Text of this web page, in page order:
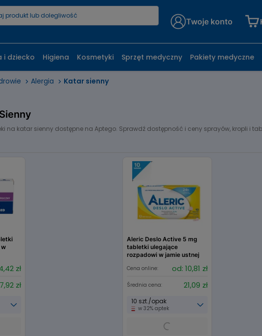
Alergia Katar sienny
na katar sienny dostępne na Aptego. Sprawdź dostępność i ceny sprayów, kropli i
w
zł
zł
Aleric Deslo Active 5 mg
tabletki ulegające
rozpadowi w jamie ustnej
Cena online:
od: 10,81 zł
Średnia cena: 21,09 zł
10 szt./opak
w 32% aptek
Twoje konto
i dziecko Higiena Kosmetyki Sprzęt medyczny Pakiety medyczne